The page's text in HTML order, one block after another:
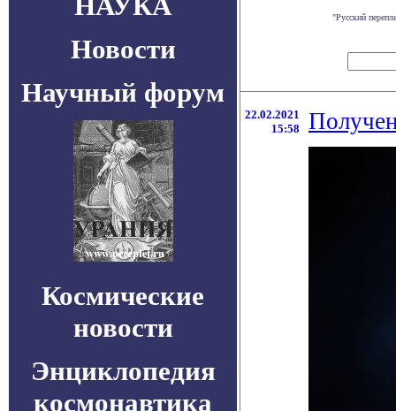
Новости
Научный форум
Космические
новости
Энциклопедия
космонавтика
"Русский
22.02.2021
15:58